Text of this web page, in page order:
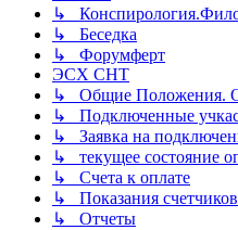
↳
↳ Беседка
↳ Форумферт
ЭСХ СНТ
↳ Общие Положения.
↳ Подключенные
↳ Заявка на
↳ текущее состояние
↳ Счета к оплате
↳ Показания счетчиков
↳ Отчеты